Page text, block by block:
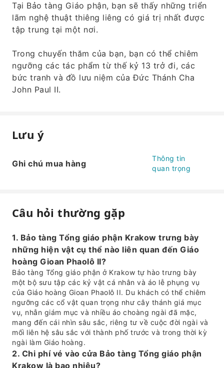
Tại Bảo tàng Giáo phận, bạn sẽ thấy những triển
lãm nghệ thuật thiêng liêng có giá trị nhất được
tập trung tại một nơi.
Trong chuyến thăm của bạn, bạn có thể chiêm
ngưỡng các tác phẩm từ thế kỷ 13 trở đi, các
bức tranh và đồ lưu niệm của Đức Thánh Cha
John Paul II.
Lưu ý
Ghi chú mua hàng
Thông tin
quan trọng
Câu hỏi thường gặp
1. Bảo tàng Tổng giáo phận Krakow trưng bày
những hiện vật cụ thể nào liên quan đến Giáo
hoàng Gioan Phaolô II?
Bảo tàng Tổng giáo phận ở Krakow tự hào trưng bày
một bộ sưu tập các kỷ vật cá nhân và áo lễ phụng vụ
của Giáo hoàng Gioan Phaolô II. Du khách có thể chiêm
ngưỡng các cổ vật quan trọng như cây thánh giá mục
vụ, nhẫn giám mục và nhiều áo choàng ngài đã mặc,
mang đến cái nhìn sâu sắc, riêng tư về cuộc đời ngài và
mối liên hệ sâu sắc với thành phố trước và trong thời kỳ
ngài làm Giáo hoàng.
2. Chi phí vé vào cửa Bảo tàng Tổng giáo phận
Krakow là bao nhiêu?